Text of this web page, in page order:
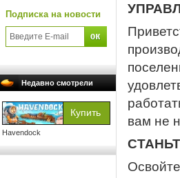
Подписка на новости
Недавно смотрели
Havendock
вам не